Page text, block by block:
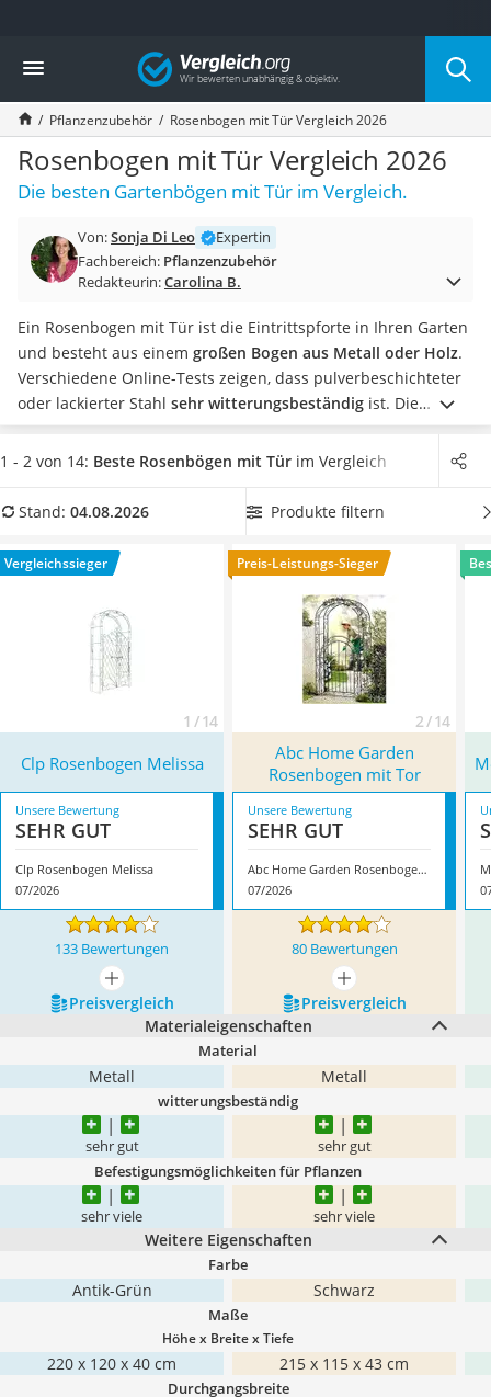
Die beliebtesten Vergleiche nach Kategorie
Baumarkt
Tresor feuerfest
Makita-Akku-Rasenmäher
Kappsäge
Smartes Türschloss
Akku-Rasentrimmer
Split-Klimaanlage 2 Innengeräte
Pelletofen
Tiefbrunnenpumpe
Fliesenschneider
Hochdruckreiniger
Doppelschleifer
Überwachungskamera
Benzinrasenmäher mit Elektrostart
Löschdecke
Winterharte Palmen
Gasdurchlauferhitzer
Vergleich
Pflanzenzubehör Rosenbogen mit Tür Vergleich 2026
Rosenbogen mit Tür Vergleich 2026
Die besten Gartenbögen mit Tür im Vergleich.
Von:Sonja Di Leo
Expertin
Fachbereich: Pflanzenzubehör
Redakteurin:Carolina B.
Ein Rosenbogen mit Tür ist die Eintrittspforte in Ihren Garten
und besteht aus einem großen Bogen aus Metall oder Holz.
Verschiedene Online-Tests zeigen, dass pulverbeschichteter
oder lackierter Stahl sehr witterungsbeständig ist. Die
Gartenpforte schließt mit einer ein- oder zweiflügeligen Tür.
An den Seiten finden sich häufig Abstellmöglichkeiten für
schlichtem Design oder mit reichen Verzierungen ist groß.
ist, um mit einer Schubkarre durchzufahren. Eine
Bepflanzung mit
Rosen oder Clematislässt den Bogen nach
kurzer Zeit natürlich einwachsen. Überzeugt hat uns hier im
August 2026 besonders das Modell
Clp Rosenbogen Melissa
mit seinen Eigenschaften.
1 - 2 von 14: Beste Rosenbögen mit Tür im Vergleich
Stand: 04.08.2026 Produkte filtern
Vergleichssieger
1 / 14
Preis-Leistungs-Sieger
2 / 14
Clp Rosenbogen Melissa
Abc Home Garden
Rosenbogen mit Tor
Unsere Bewertung
SEHR GUT
Clp Rosenbogen Melissa
07/2026
Unsere Bewertung
SEHR GUT
Abc Home Garden Rosenbogen mit Tor
07/2026
133 Bewertungen 80 Bewertungen
mehr anzeigen
mehr anzeigen
Preis­vergleich
Preis­vergleich
Materialeigenschaften
Material
Metall Metall
witterungsbeständig
sehr gut sehr gut
Befestigungsmöglichkeiten für Pflanzen
sehr viele sehr viele
Weitere Eigenschaften
Farbe
Antik-Grün Schwarz
Maße
Höhe x Breite x Tiefe
220 x 120 x 40 cm 215 x 115 x 43 cm
Durchgangsbreite